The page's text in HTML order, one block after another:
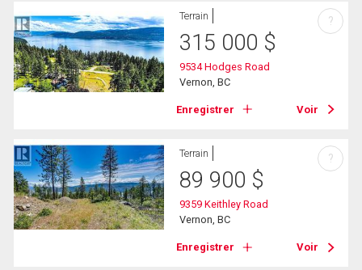
Terrain
315 000 $
9534 Hodges Road
Vernon, BC
Enregistrer Voir
?
Terrain
89 900 $
9359 Keithley Road
Vernon, BC
Enregistrer Voir
?